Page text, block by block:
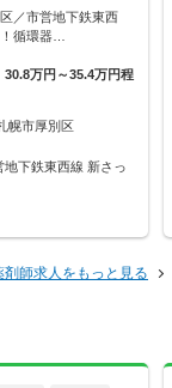
区／市営地下鉄東西
循環器…
30.8万円～35.4万円程
幌市厚別区
地下鉄東西線 新さっ
師求人をもっと見る